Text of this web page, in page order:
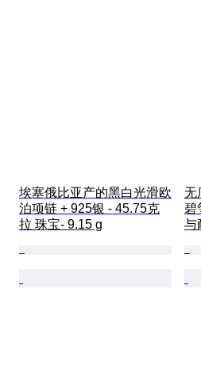
埃塞俄比亚产的黑白光滑欧
泊项链 + 925银 - 45.75克
拉 珠宝- 9.15 g
无
碧
与